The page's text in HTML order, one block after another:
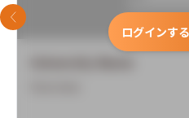
ログインする
前のスライド